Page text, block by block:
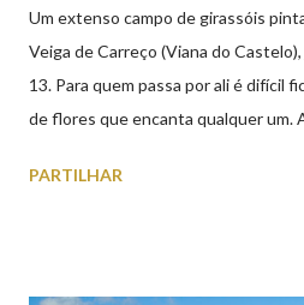
Um extenso campo de girassóis
Veiga de Carreço (Viana do
13. Para quem passa por ali é difícil
de flores que encanta qualquer um.
aproveite a paisagem como cenário
PARTILHAR